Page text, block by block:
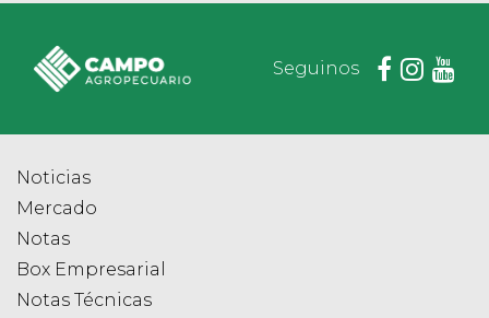
Seguinos
Noticias
Mercado
Notas
Box Empresarial
Notas Técnicas